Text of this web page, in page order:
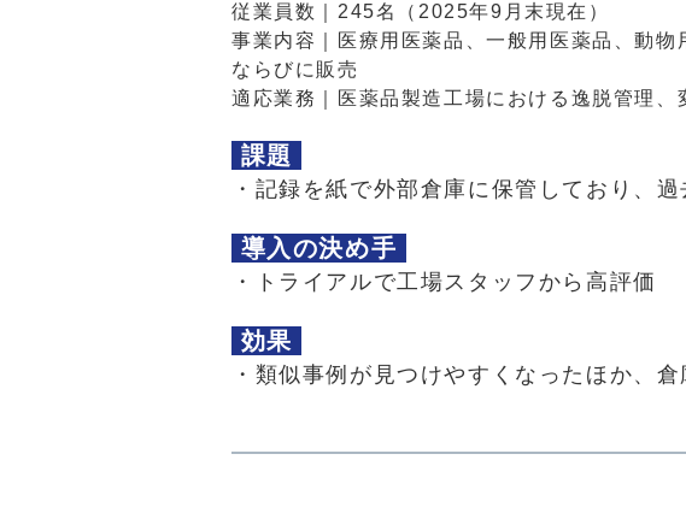
従業員数｜245名（2025年9月末現在）
事業内容｜医療用医薬品、一般用医薬品、動物
ならびに販売
適応業務｜医薬品製造工場における逸脱管理、
課題
・記録を紙で外部倉庫に保管しており、
導入の決め手
・トライアルで工場スタッフから高評価
効果
・類似事例が見つけやすくなったほか、